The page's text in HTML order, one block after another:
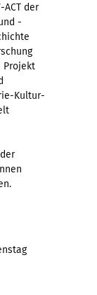
der
-
Projekt
Kultur-